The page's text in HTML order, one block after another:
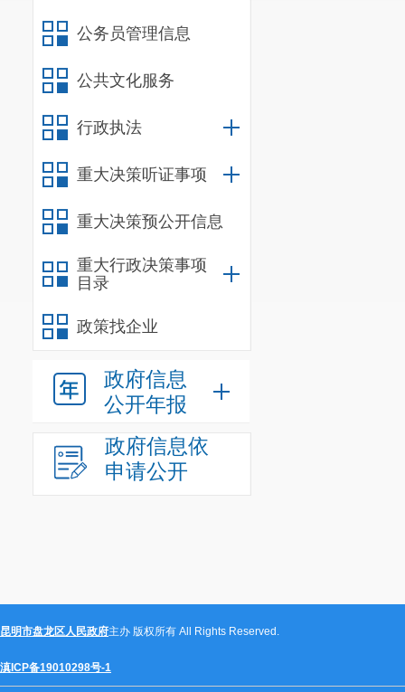
公务员管理信息
公共文化服务
行政执法
重大决策听证事项
重大决策预公开信息
重大行政决策事项
目录
政策找企业
政府信息
公开年报
政府信息依
申请公开
昆明市盘龙区人民政府主办 版权所有 All Rights Reserved.
滇ICP备19010298号-1